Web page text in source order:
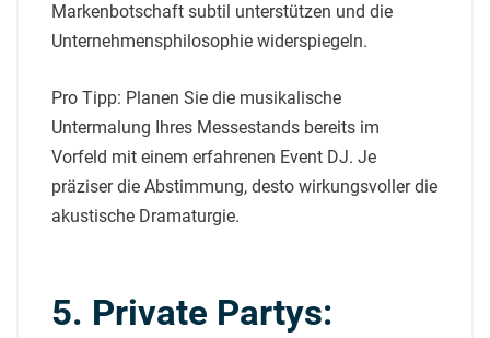
Markenbotschaft subtil unterstützen und die
Unternehmensphilosophie widerspiegeln.
Pro Tipp: Planen Sie die musikalische
Untermalung Ihres Messestands bereits im
Vorfeld mit einem erfahrenen Event DJ. Je
präziser die Abstimmung, desto wirkungsvoller die
akustische Dramaturgie.
5. Private Partys: